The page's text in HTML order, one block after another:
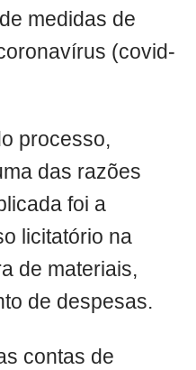
medidas de
(covid-
processo,
das razões
foi a
licitatório na
de materiais,
de despesas.
contas de